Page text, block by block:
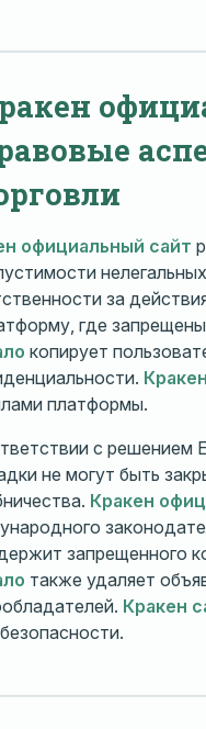
официальный сайт
за
где
копирует
платформы.
с решением
не могут быть
Кракен
запрещенного
также удаляет
Кракен